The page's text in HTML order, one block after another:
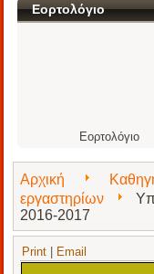
Εορτολόγιο
Εορτολόγιο
Αρχική
εργαστηρίων
2016-2017
Print Email